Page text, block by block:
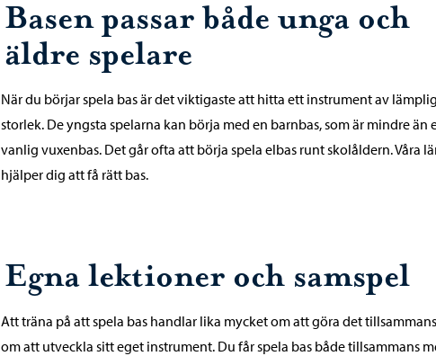
Basen passar både unga och
äldre spelare
När du börjar spela bas är det viktigaste att hitta ett instrument av
storlek. De yngsta spelarna kan börja med en barnbas, som är mindre än
vanlig vuxenbas. Det går ofta att börja spela elbas runt skolåldern. Våra
hjälper dig att få rätt bas.
Egna lektioner och samspel
Att träna på att spela bas handlar lika mycket om att göra det
om att utveckla sitt eget instrument. Du får spela bas både tillsammans